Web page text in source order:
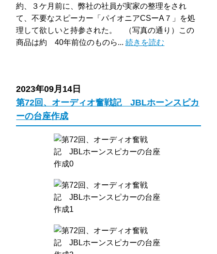
約、３ケ月前に、弊社の社員が実家の整理をされ
て、不要なスピーカー「パイオニアCSーA７」を処
理して欲しいと持参された。 （写真の通り）この
商品は約 40年前位のものら...続きを読む
2023年09月14日
第72回、オーディオ奮戦記 JBLホーンスピカ
ーの台座作成